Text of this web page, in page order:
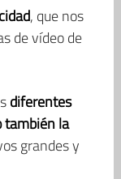
, que nos
de vídeo de
diferentes
también la
grandes y